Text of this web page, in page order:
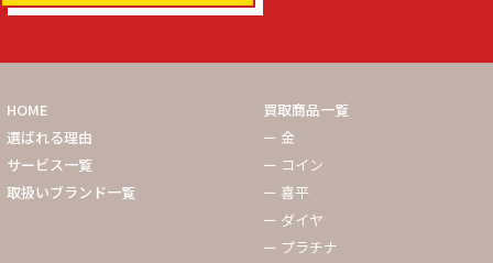
HOME
選ばれる理由
サービス一覧
取扱いブランド一覧
買取商品一覧
ー 金
ー コイン
ー 喜平
ー ダイヤ
ー プラチナ